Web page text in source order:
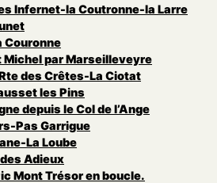
Infernet-la Coutronne-la Larre
Couronne
Michel par Marseilleveyre
des Crêtes-La Ciotat
les Pins
depuis le Col de l’Ange
Pas Garrigue
La Loube
Adieux
Mont Trésor en boucle.